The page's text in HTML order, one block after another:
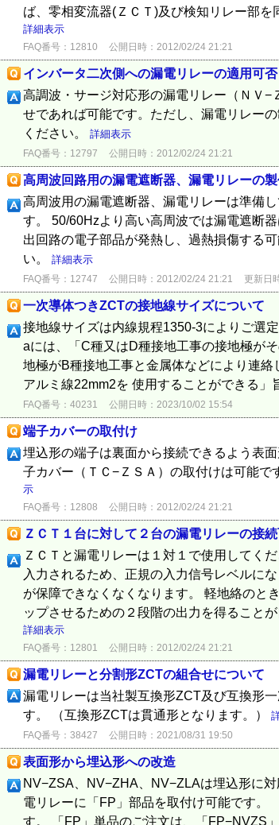
ば、零相変流器(ＺＣＴ)及び検知リレー部
詳細表示
FAQ番号：12810 公開日時：2012/02/24 21:21
インバータ二次側への漏電リレーの適用可否
高調波・サージ対応形の漏電リレー（ＮＶ
せであれば可能です。ただし、漏電リレー
ください。 詳細表示
FAQ番号：12797 公開日時：2012/02/24 21:21
高周波回路用の漏電遮断器、漏電リレーの
高周波用の漏電遮断器、漏電リレーは準備
す。 50/60Hzより高い高周波では漏電遮断
出回路の電子部品が発熱し、過熱損傷する
い。 詳細表示
FAQ番号：12747 公開日時：2012/02/24 21:21 更新日
一次導体つきZCTの接地線サイズについて
接地線サイズは内線規程1350-3によりご
aには、「C種又はD種接地工事の接地極が
地極がB種接地工事と金属体などにより連絡
アルミ線22mm2を 使用することができる」
FAQ番号：40231 公開日時：2023/10/02 15:54
端子カバーの取付け
埋込形の端子は裏面から接続できるよう表
子カバー（ＴＣ−ＺＳＡ）の取付けは可能
示
FAQ番号：12808 公開日時：2012/02/24 21:21
ＺＣＴ１台に対して２台の漏電リレーの接
ＺＣＴと漏電リレーは１対１で使用してく
入力されるため、正規の入力信号レベルに
が保障できなくなくなります。 軽地絡のと
ップさせるための２段階の出力を得ること
詳細表示
FAQ番号：12801 公開日時：2012/02/24 21:21
漏電リレーと分割形ZCTの組合せについて
漏電リレーは当社製互換形ZCT及び互換形
す。 （互換形ZCTは貫通形となります。）
FAQ番号：38427 公開日時：2021/08/31 19:50
表面形から埋込形への改造
NV−ZSA、NV−ZHA、NV−ZLAは埋込形に
電リレーに「FP」部品を取付け可能です
す。 「FP」単品のご注文は、「FP−NVZS